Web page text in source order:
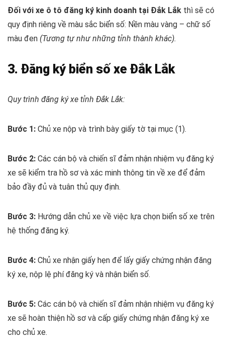
Đối với xe ô tô đăng ký kinh doanh tại Đắk Lắk thì sẽ có
quy định riêng về màu sắc biển số: Nền màu vàng – chữ số
màu đen (Tương tự như những tỉnh thành khác).
3. Đăng ký biển số xe Đắk Lắk
Quy trình đăng ký xe tỉnh Đắk Lắk:
Bước 1: Chủ xe nộp và trình bày giấy tờ tại mục (1).
Bước 2: Các cán bộ và chiến sĩ đảm nhận nhiệm vụ đăng ký
xe sẽ kiểm tra hồ sơ và xác minh thông tin về xe để đảm
bảo đầy đủ và tuân thủ quy định.
Bước 3: Hướng dẫn chủ xe về việc lựa chọn biển số xe trên
hệ thống đăng ký.
Bước 4: Chủ xe nhận giấy hẹn để lấy giấy chứng nhận đăng
ký xe, nộp lệ phí đăng ký và nhận biển số.
Bước 5: Các cán bộ và chiến sĩ đảm nhận nhiệm vụ đăng ký
xe sẽ hoàn thiện hồ sơ và cấp giấy chứng nhận đăng ký xe
cho chủ xe.